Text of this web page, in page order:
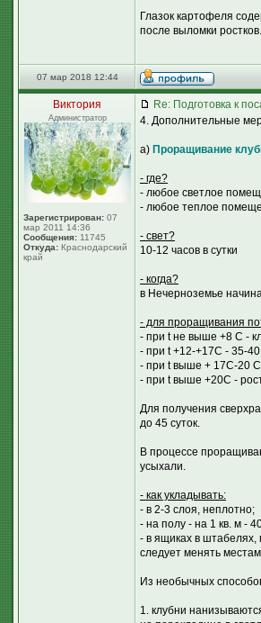
Глазок картофеля
после выломки ростков.
07 мар 2018 12:44
Виктория
Администратор
Зарегистрирован: 07
мар 2011 14:36
Сообщения: 11745
Откуда: Краснодарский
край
Re: Подготовка к
4. Дополнительные
а) Проращивание
- где?
- любое светлое
- любое теплое
- свет?
10-12 часов в сутки
- когда?
в Нечерноземье
- для проращивания
- при t не выше +8 С -
- при t +12-+17C - 35-
- при t выше + 17С-20
- при t выше +20С -
Для получения
до 45 суток.
В процессе
усыхали.
- как укладывать:
- в 2-3 слоя, неплотно;
- на полу - на 1 кв. м -
- в ящиках в
следует менять
Из необычных
1. клубни